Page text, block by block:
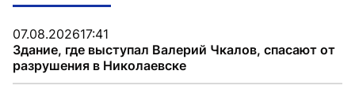
07.08.202617:41
Здание, где выступал Валерий Чкалов, спасают от
разрушения в Николаевске